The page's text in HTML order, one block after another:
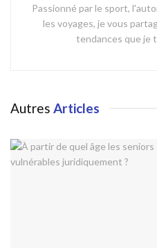
Passionné par le sport,
les voyages, je vous
tendances que je
Autres Articles